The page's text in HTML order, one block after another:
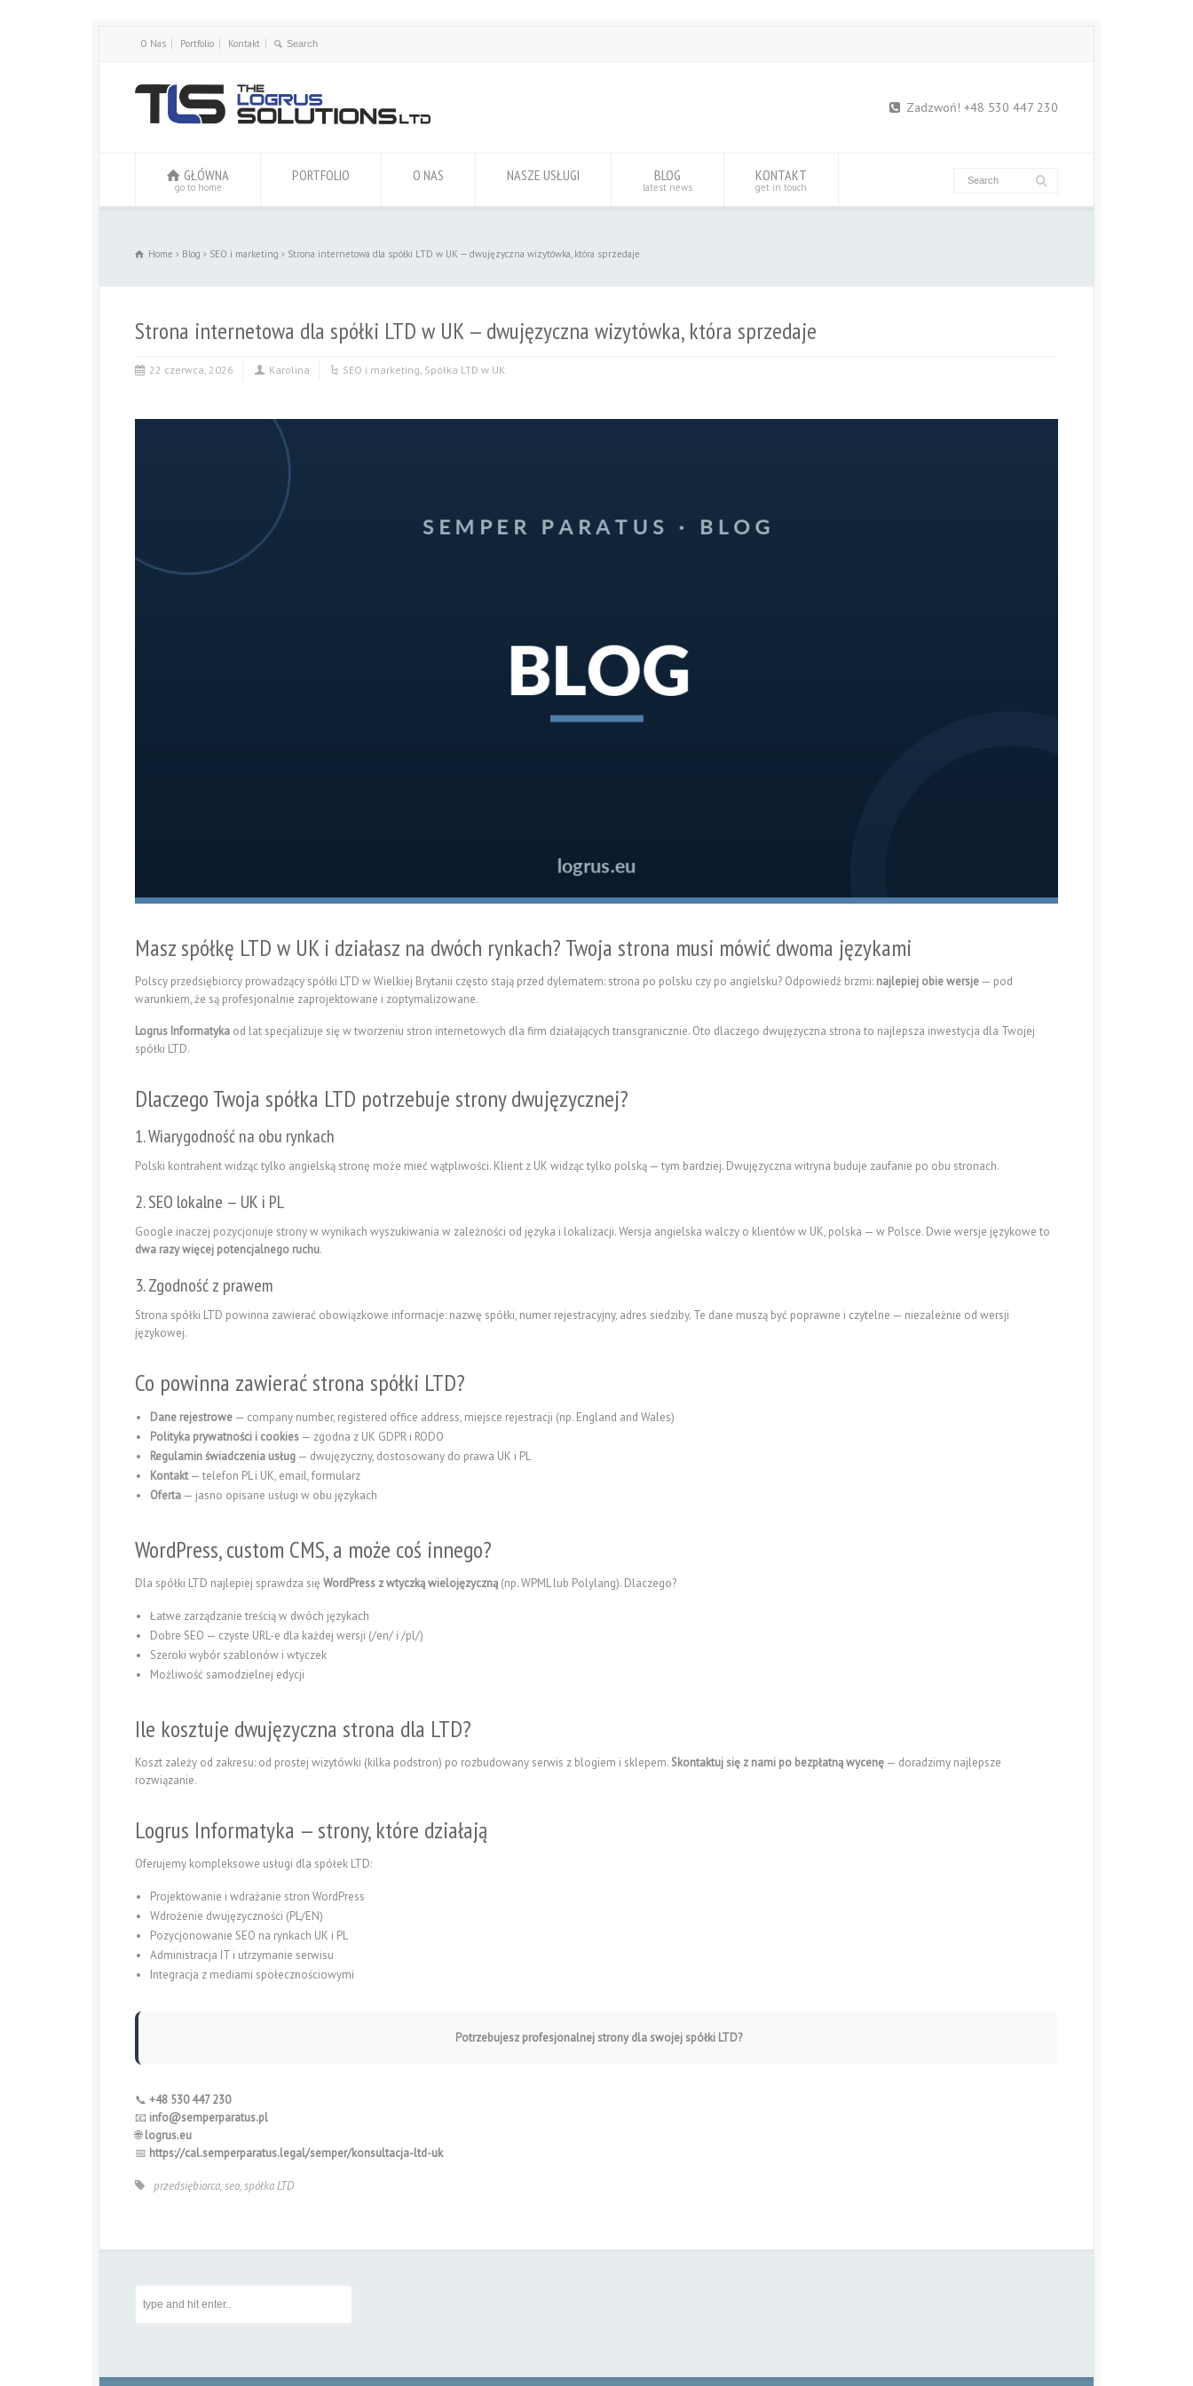
O Nas Portfolio Kontakt
Zadzwoń! +48 530 447 230
GŁÓWNA
go to home
PORTFOLIO O NAS NASZE USŁUGI BLOG
latest news
KONTAKT
get in touch
Home Blog SEO i marketing Strona internetowa dla spółki LTD w UK — dwujęzyczna wizytówka, która sprzedaje
Strona internetowa dla spółki LTD w UK — dwujęzyczna wizytówka, która sprzedaje
22 czerwca, 2026 Karolina SEO i marketing, Spółka LTD w UK
Masz spółkę LTD w UK i działasz na dwóch rynkach? Twoja strona musi mówić dwoma językami
Polscy przedsiębiorcy prowadzący spółki LTD w Wielkiej Brytanii często stają przed dylematem: strona po polsku czy po angielsku? Odpowiedź brzmi: najlepiej obie wersje — pod
warunkiem, że są profesjonalnie zaprojektowane i zoptymalizowane.
Logrus Informatyka od lat specjalizuje się w tworzeniu stron internetowych dla firm działających transgranicznie. Oto dlaczego dwujęzyczna strona to najlepsza inwestycja dla Twojej
spółki LTD.
Dlaczego Twoja spółka LTD potrzebuje strony dwujęzycznej?
1. Wiarygodność na obu rynkach
Polski kontrahent widząc tylko angielską stronę może mieć wątpliwości. Klient z UK widząc tylko polską — tym bardziej. Dwujęzyczna witryna buduje zaufanie po obu stronach.
2. SEO lokalne — UK i PL
Google inaczej pozycjonuje strony w wynikach wyszukiwania w zależności od języka i lokalizacji. Wersja angielska walczy o klientów w UK, polska — w Polsce. Dwie wersje językowe to
dwa razy więcej potencjalnego ruchu.
3. Zgodność z prawem
Strona spółki LTD powinna zawierać obowiązkowe informacje: nazwę spółki, numer rejestracyjny, adres siedziby. Te dane muszą być poprawne i czytelne — niezależnie od wersji
językowej.
Co powinna zawierać strona spółki LTD?
Dane rejestrowe — company number, registered office address, miejsce rejestracji (np. England and Wales)
Polityka prywatności i cookies — zgodna z UK GDPR i RODO
Regulamin świadczenia usług — dwujęzyczny, dostosowany do prawa UK i PL
Kontakt— telefon PL i UK, email, formularz
Oferta — jasno opisane usługi w obu językach
WordPress, custom CMS, a może coś innego?
Dla spółki LTD najlepiej sprawdza się WordPress z wtyczką wielojęzyczną (np. WPML lub Polylang). Dlaczego?
Łatwe zarządzanie treścią w dwóch językach
Dobre SEO — czyste URL-e dla każdej wersji (/en/ i /pl/)
Szeroki wybór szablonów i wtyczek
Możliwość samodzielnej edycji
Ile kosztuje dwujęzyczna strona dla LTD?
Koszt zależy od zakresu: od prostej wizytówki (kilka podstron) po rozbudowany serwis z blogiem i sklepem. Skontaktuj się z nami po bezpłatną wycenę — doradzimy najlepsze
rozwiązanie.
Logrus Informatyka — strony, które działają
Oferujemy kompleksowe usługi dla spółek LTD:
Projektowanie i wdrażanie stron WordPress
Wdrożenie dwujęzyczności (PL/EN)
Pozycjonowanie SEO na rynkach UK i PL
Administracja IT i utrzymanie serwisu
Integracja z mediami społecznościowymi
Potrzebujesz profesjonalnej strony dla swojej spółki LTD?
📞 +48 530 447 230
📧 info@semperparatus.pl
🌐logrus.eu
📅 https://cal.semperparatus.legal/semper/konsultacja-ltd-uk
przedsiębiorca,seo,spółka LTD